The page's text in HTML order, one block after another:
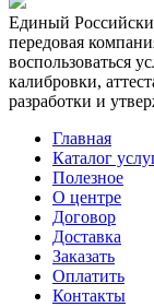
Единый
передовая
воспользоваться
калибровки,
разработки и
Главная
Каталог
Полезное
О центре
Договор
Доставка
Заказать
Оплатить
Контакты